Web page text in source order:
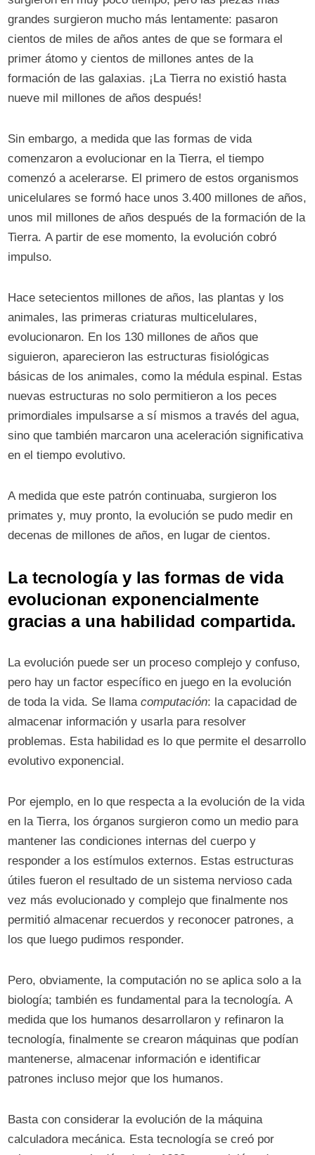
grandes surgieron mucho más lentamente: pasaron
cientos de miles de años antes de que se formara el
primer átomo y cientos de millones antes de la
formación de las galaxias. ¡La Tierra no existió hasta
nueve mil millones de años después!
Sin embargo, a medida que las formas de vida
comenzaron a evolucionar en la Tierra, el tiempo
comenzó a acelerarse. El primero de estos organismos
unicelulares se formó hace unos 3.400 millones de años,
unos mil millones de años después de la formación de la
Tierra. A partir de ese momento, la evolución cobró
impulso.
Hace setecientos millones de años, las plantas y los
animales, las primeras criaturas multicelulares,
evolucionaron. En los 130 millones de años que
siguieron, aparecieron las estructuras fisiológicas
básicas de los animales, como la médula espinal. Estas
nuevas estructuras no solo permitieron a los peces
primordiales impulsarse a sí mismos a través del agua,
sino que también marcaron una aceleración significativa
en el tiempo evolutivo.
A medida que este patrón continuaba, surgieron los
primates y, muy pronto, la evolución se pudo medir en
decenas de millones de años, en lugar de cientos.
La tecnología y las formas de vida
evolucionan exponencialmente
gracias a una habilidad compartida.
La evolución puede ser un proceso complejo y confuso,
pero hay un factor específico en juego en la evolución
de toda la vida. Se llamacomputación: la capacidad de
almacenar información y usarla para resolver
problemas. Esta habilidad es lo que permite el desarrollo
evolutivo exponencial.
Por ejemplo, en lo que respecta a la evolución de la vida
en la Tierra, los órganos surgieron como un medio para
mantener las condiciones internas del cuerpo y
responder a los estímulos externos. Estas estructuras
útiles fueron el resultado de un sistema nervioso cada
vez más evolucionado y complejo que finalmente nos
permitió almacenar recuerdos y reconocer patrones, a
los que luego pudimos responder.
Pero, obviamente, la computación no se aplica solo a la
biología; también es fundamental para la tecnología. A
medida que los humanos desarrollaron y refinaron la
tecnología, finalmente se crearon máquinas que podían
mantenerse, almacenar información e identificar
patrones incluso mejor que los humanos.
Basta con considerar la evolución de la máquina
calculadora mecánica. Esta tecnología se creó por